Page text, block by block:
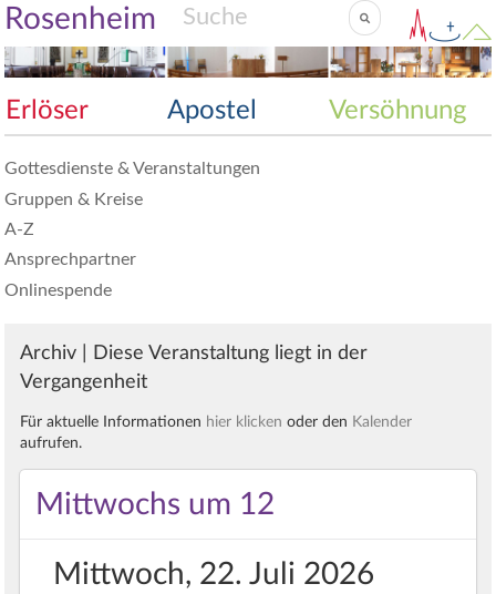
Rosenheim
Erlöser Apostel Versöhnung
Gottesdienste & Veranstaltungen
Gruppen & Kreise
A-Z
Ansprechpartner
Onlinespende
Archiv | Diese Veranstaltung liegt in der
Vergangenheit
Für aktuelle Informationen hier klicken oder den Kalender
aufrufen.
Mittwochs um 12
Mittwoch, 22. Juli 2026